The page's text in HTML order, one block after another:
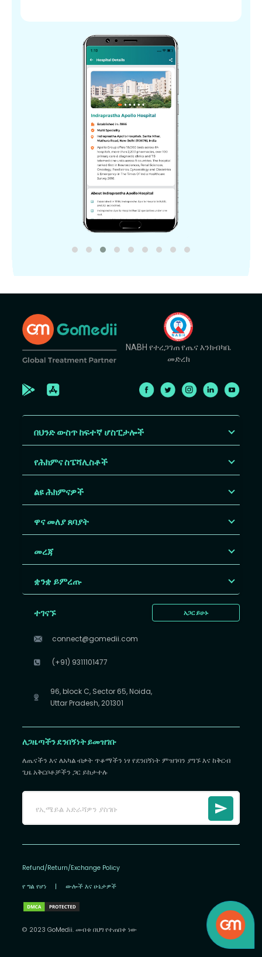
NABH የተረጋገጠ የጤና እንክብካቤ
መድረክ
በህንድ ውስጥ ከፍተኛ ሆስፒታሎች
የሕክምና ስፔሻሊስቶች
ልዩ ሕክምናዎች
ዋና መለያ ጸባያት
መረጃ
ቋንቋ ይምረጡ
አጋር ይሁኑ
ተገናኙ
connect@gomedii.com
(+91) 9311101477
96, block C, Sector 65, Noida,
Uttar Pradesh, 201301
ለጋዜጣችን ደንበኝነት ይመዝገቡ
ለጤናችን እና ለአካል ብቃት ጥቆማችን ነፃ የደንበኝነት ምዝገባን ያግኙ እና ከቅርብ
ጊዜ አቅርቦቶቻችን ጋር ይከታተሉ
Refund/Return/Exchange Policy
የ ግል የሆነ | ውሎች እና ሁኔታዎች
© 2023 GoMedii. መብቱ በህግ የተጠበቀ ነው